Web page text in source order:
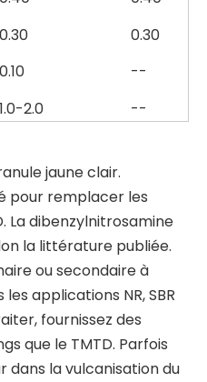
0.30
0.30
0.10
--
1.0-2.0 --
jaune clair.
pour remplacer les
La dibenzylnitrosamine
la littérature publiée.
ou secondaire à
applications NR, SBR
fournissez des
que le TMTD. Parfois
la vulcanisation du